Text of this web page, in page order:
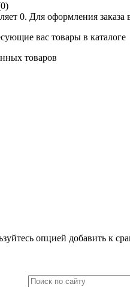
0. Для оформления
вас товары в каталоге
товаров
опцией добавить к